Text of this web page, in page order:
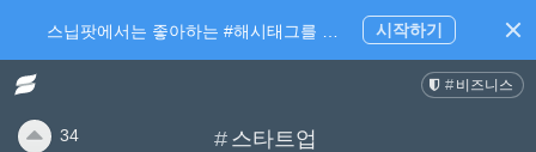
비즈니스
# 스타트업
34
스닙팟에서는 좋아하는 #해시태그를 팔로우 하고 내가 관심있는 주제만 모아볼 수 있어요. 시작하기